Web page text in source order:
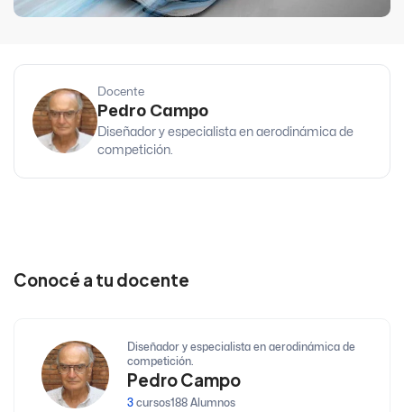
Docente
Pedro Campo
Diseñador y especialista en aerodinámica de
competición.
Conocé a tu docente
Diseñador y especialista en aerodinámica de
competición.
Pedro Campo
3 cursos188 Alumnos